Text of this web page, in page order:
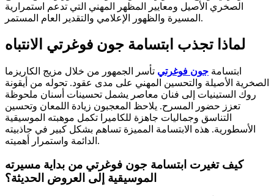
الصخري الأصيل ومعايير المظهر المهني التي تدعم استمرارية
المسيرة والظهور الإعلامي والتقدير العام المستمر.
لماذا تجذب ابتسامة جون فوغرتي الانتباه
ابتسامة جون فوغرتي تأسر الجمهور من خلال مزيج الكاريزما
الصخرية الأصيلة والتحسين المهني على مدى عقود. تحوله من أيقونة
روك الستينيات إلى فنان معاصر يشمل تحسينات أسنان ملحوظة
تعزز حضور المسرح. يلاحظ المعجبون زيادة اللمعان وتحسين
التناسق وجماليات جاهزة للكاميرا تكمل موهبته الموسيقية
الأسطورية. هذه الابتسامة المميزة تساهم بشكل كبير في جاذبيته
الدائمة واستمرار أهميته.
كيف تغيرت ابتسامة جون فوغرتي من بداية مسيرته
الموسيقية إلى العروض الحديثة؟